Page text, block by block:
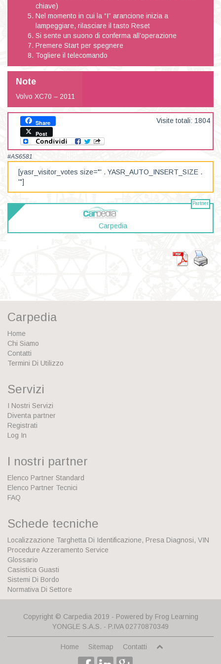
chiave)
Nel momento in cui la “I” arancione inizia a
lampeggiare, rilasciare il tasto Reset
Si sente un suono di conferma all’operazione
Premere Start per spegnere
Togliere il telecomando
Note
Volvo XC70 – 2011
Share
Post
Visite totali: 1804
#AS6581
[yasr_visitor_votes size="' . YASR_AUTO_INSERT_SIZE .
'"]
Partner
Carpedia
Carpedia
Home
Chi Siamo
Contatti
Termini Di Utilizzo
Servizi
I Nostri Servizi
Diventa partner
Registrati
Log In
I nostri partner
Elenco Partner Standard
Elenco Partner Tecnici
FAQ
Schede tecniche
Localizzazione Targhetta Di Identificazione, Presa Diagnosi, VIN
Procedure Azzeramento Service
Glossario
Casistica Guasti
Sistemi Di Bordo
Normativa Di Settore
Copyright © Carpedia 2019 - Powered by Frog Learning
YONGLE S.A.S. - P.IVA 02770870349
Home Sitemap Contatti